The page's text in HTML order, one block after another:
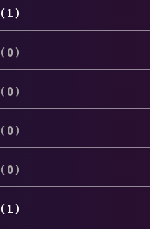
1 ）
0 ）
0 ）
0 ）
0 ）
）